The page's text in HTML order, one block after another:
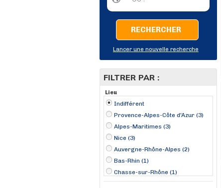
RECHERCHER
Lancer une nouvelle recherche
FILTRER PAR :
Lieu
Indifférent
Provence-Alpes-Côte d'Azur (3)
Alpes-Maritimes (3)
Nice (3)
Auvergne-Rhône-Alpes (2)
Bas-Rhin (1)
Chasse-sur-Rhône (1)
Herblay (1)